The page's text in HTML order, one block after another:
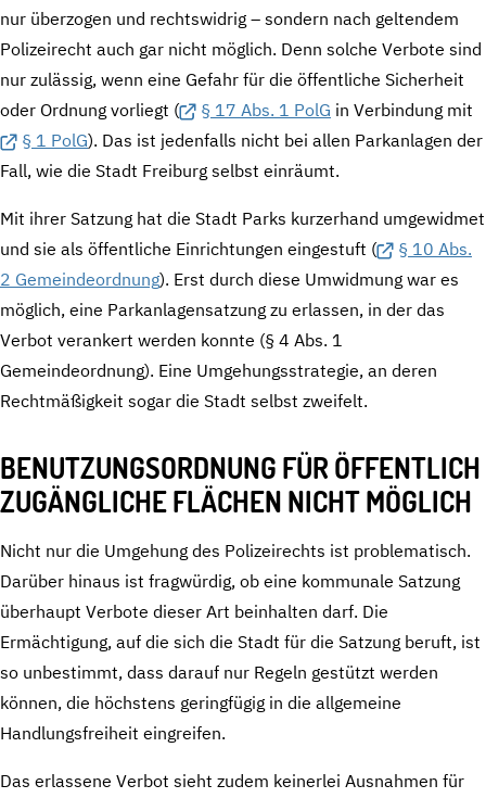
nur überzogen und rechtswidrig – sondern nach geltendem
Polizeirecht auch gar nicht möglich. Denn solche Verbote sind
nur zulässig, wenn eine Gefahr für die öffentliche Sicherheit
oder Ordnung vorliegt (
§ 17 Abs. 1 PolG in Verbindung mit
§ 1 PolG). Das ist jedenfalls nicht bei allen Parkanlagen der
Fall, wie die Stadt Freiburg selbst einräumt.
Mit ihrer Satzung hat die Stadt Parks kurzerhand umgewidmet
und sie als öffentliche Einrichtungen eingestuft (
§ 10 Abs.
2 Gemeindeordnung). Erst durch diese Umwidmung war es
möglich, eine Parkanlagensatzung zu erlassen, in der das
Verbot verankert werden konnte (§ 4 Abs. 1
Gemeindeordnung). Eine Umgehungsstrategie, an deren
Rechtmäßigkeit sogar die Stadt selbst zweifelt.
BENUTZUNGSORDNUNG FÜR ÖFFENTLICH
ZUGÄNGLICHE FLÄCHEN NICHT MÖGLICH
Nicht nur die Umgehung des Polizeirechts ist problematisch.
Darüber hinaus ist fragwürdig, ob eine kommunale Satzung
überhaupt Verbote dieser Art beinhalten darf. Die
Ermächtigung, auf die sich die Stadt für die Satzung beruft, ist
so unbestimmt, dass darauf nur Regeln gestützt werden
können, die höchstens geringfügig in die allgemeine
Handlungsfreiheit eingreifen.
Das erlassene Verbot sieht zudem keinerlei Ausnahmen für